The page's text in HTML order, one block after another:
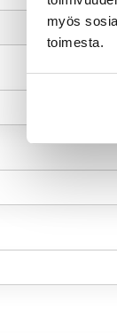
myös
toimesta.